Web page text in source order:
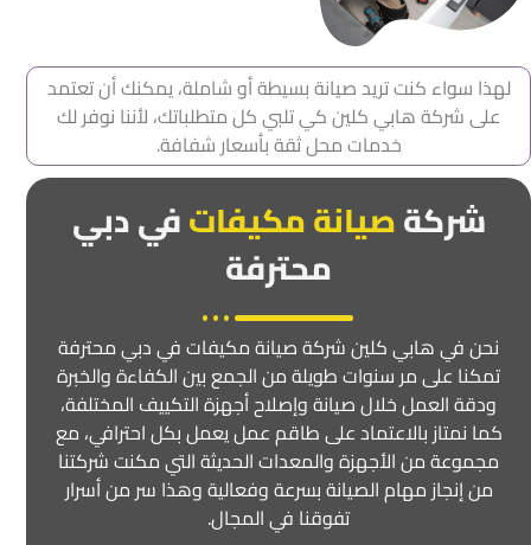
لهذا سواء كنت تريد صيانة بسيطة أو شاملة، يمكنك أن تعتمد
على شركة هابي كلين كي تلبي كل متطلباتك، لأننا نوفر لك
خدمات محل ثقة بأسعار شفافة.
شركةصيانة مكيفاتفي دبي
محترفة
نحن في هابي كلين شركة صيانة مكيفات في دبي محترفة
تمكنا على مر سنوات طويلة من الجمع بين الكفاءة والخبرة
ودقة العمل خلال صيانة وإصلاح أجهزة التكييف المختلفة،
كما نمتاز بالاعتماد على طاقم عمل يعمل بكل احترافي، مع
مجموعة من الأجهزة والمعدات الحديثة التي مكنت شركتنا
من إنجاز مهام الصيانة بسرعة وفعالية وهذا سر من أسرار
تفوقنا في المجال.